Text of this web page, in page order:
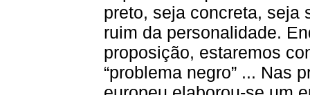
preto, seja concreta, seja
ruim da personalidade.
proposição, estaremos
“problema negro” ... Nas